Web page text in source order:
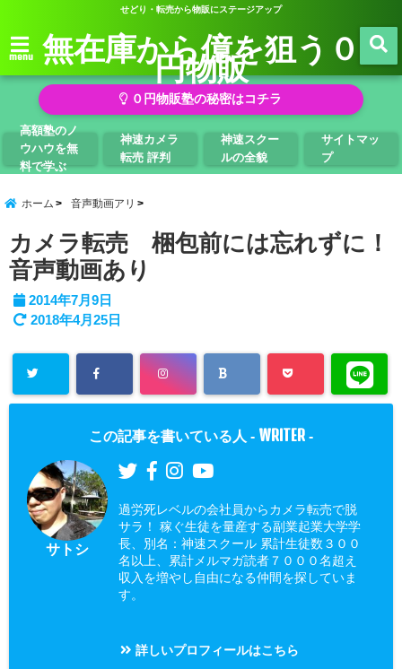
せどり・転売から物販にステージアップ
menu 無在庫から億を狙う０
円物販
０円物販塾の秘密はコチラ
高額塾のノ
ウハウを無
料で学ぶ
神速カメラ
転売 評判
神速スクー
ルの全貌
サイトマッ
プ
ホーム 音声動画アリ
カメラ転売 梱包前には忘れずに！
音声動画あり
2014年7月9日
2018年4月25日
この記事を書いている人 - WRITER -
サトシ
過労死レベルの会社員からカメラ転売で脱
サラ！ 稼ぐ生徒を量産する副業起業大学学
長、別名：神速スクール 累計生徒数３００
名以上、累計メルマガ読者７０００名超え
収入を増やし自由になる仲間を探していま
す。
詳しいプロフィールはこちら